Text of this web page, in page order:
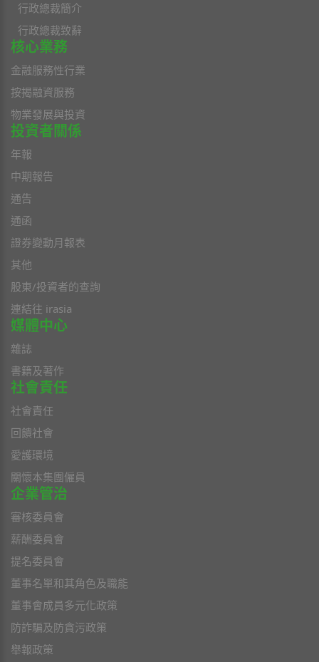
行政總裁簡介
行政總裁致辭
核心業務
金融服務性行業
按揭融資服務
物業發展與投資
投資者關係
年報
中期報告
通告
通函
證券變動月報表
其他
股東/投資者的查詢
連結往 irasia
媒體中心
雜誌
書籍及著作
社會責任
社會責任
回饋社會
愛護環境
關懷本集團僱員
企業管治
審核委員會
薪酬委員會
提名委員會
董事名單和其角色及職能
董事會成員多元化政策
防詐騙及防貪污政策
舉報政策